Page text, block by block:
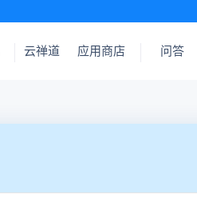
云禅道 应用商店 问答